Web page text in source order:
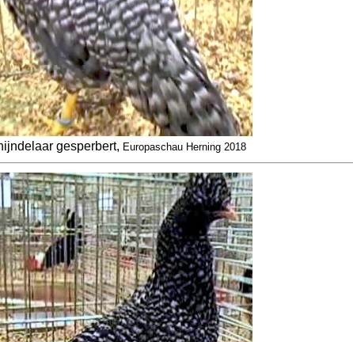
gesperbert, Europaschau Herning 2018